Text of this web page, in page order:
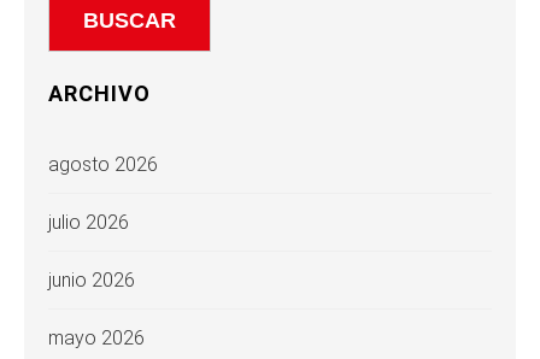
ARCHIVO
agosto 2026
julio 2026
junio 2026
mayo 2026